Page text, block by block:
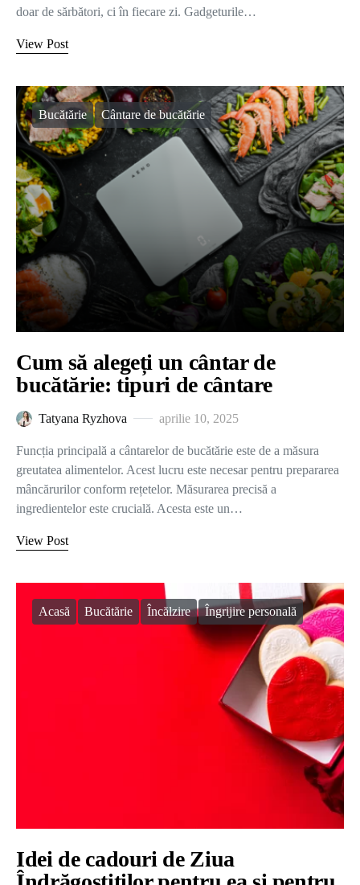
doar de sărbători, ci în fiecare zi. Gadgeturile…
View Post
Bucătărie Cântare de bucătărie
Cum să alegeți un cântar de
bucătărie: tipuri de cântare
Tatyana Ryzhova aprilie 10, 2025
Funcția principală a cântarelor de bucătărie este de a măsura
greutatea alimentelor. Acest lucru este necesar pentru prepararea
mâncărurilor conform rețetelor. Măsurarea precisă a
ingredientelor este crucială. Acesta este un…
View Post
Acasă Bucătărie Încălzire Îngrijire personală
Idei de cadouri de Ziua